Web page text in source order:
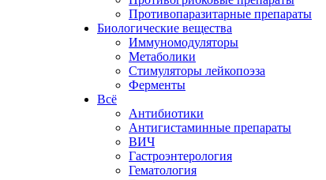
Противопаразитарные препараты
Биологические вещества
Иммуномодуляторы
Метаболики
Стимуляторы лейкопоэза
Ферменты
Всё
Антибиотики
Антигистаминные препараты
ВИЧ
Гастроэнтерология
Гематология